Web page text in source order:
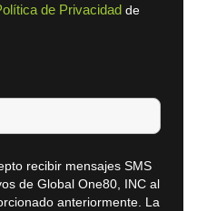
de Privacidad de
recibir mensajes SMS
de Global One80, INC al
anteriormente. La